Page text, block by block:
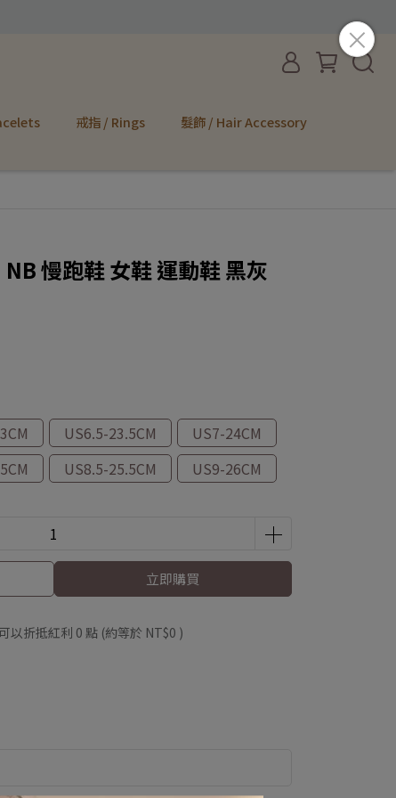
戒指 / Rings
髮飾 / Hair Accessory
NB 慢跑鞋 女鞋 運動鞋 黑灰
US6.5-23.5CM
US7-24CM
US8.5-25.5CM US9-26CM
立即購買
以折抵紅利 0 點 (約等於 NT$0 )